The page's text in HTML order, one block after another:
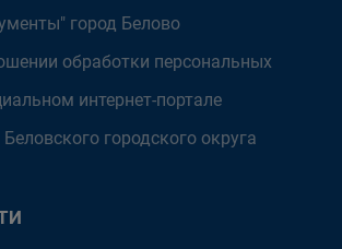
город Белово
обработки персональных
интернет-портале
городского округа